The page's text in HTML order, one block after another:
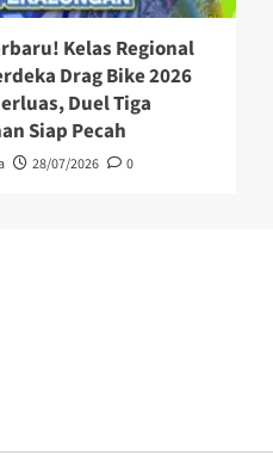
Kelas Regional
Drag Bike 2026
Duel Tiga
Siap Pecah
28/07/2026 0